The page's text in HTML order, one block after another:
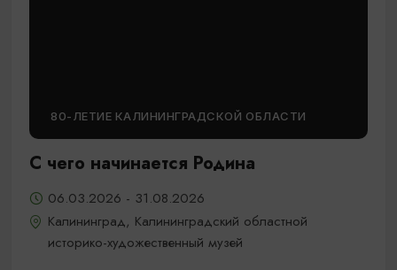
80-ЛЕТИЕ КАЛИНИНГРАДСКОЙ ОБЛАСТИ
С чего начинается Родина
06.03.2026 - 31.08.2026
Калининград, Калининградский областной
историко-художественный музей